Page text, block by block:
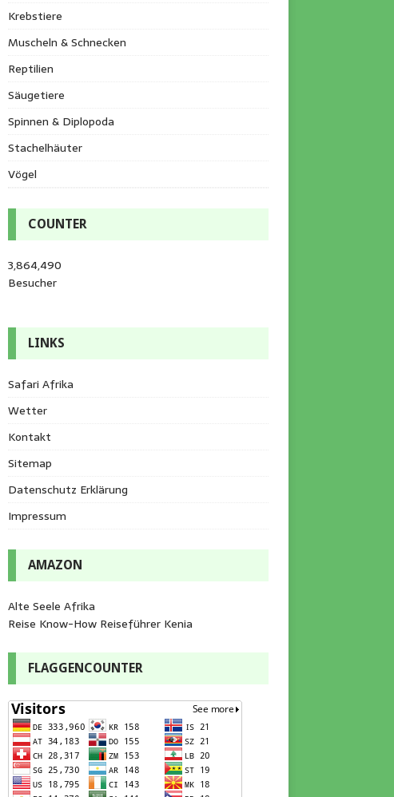
Krebstiere
Muscheln & Schnecken
Reptilien
Säugetiere
Spinnen & Diplopoda
Stachelhäuter
Vögel
COUNTER
3,864,490
Besucher
LINKS
Safari Afrika
Wetter
Kontakt
Sitemap
Datenschutz Erklärung
Impressum
AMAZON
Alte Seele Afrika
Reise Know-How Reiseführer Kenia
FLAGGENCOUNTER